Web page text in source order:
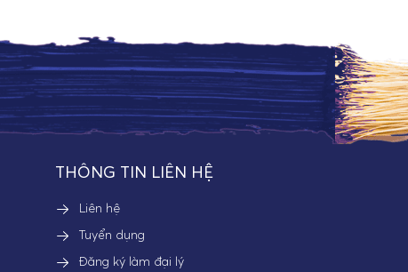
THÔNG TIN LIÊN HỆ
Liên hệ
Tuyển dụng
Đăng ký làm đại lý